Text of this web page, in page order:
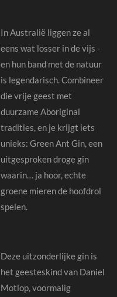
In Australië liggen ze al
eens wat losser in de vijs -
en hun band met de natuur
is legendarisch. Combineer
die vrije geest met
duurzame Aboriginal
tradities, en je krijgt iets
unieks: Green Ant Gin, een
uitgesproken droge gin
waarin… ja hoor, echte
groene mieren de hoofdrol
spelen.
Deze uitzonderlijke gin is
het geesteskind van Daniel
Motlop, voormalig